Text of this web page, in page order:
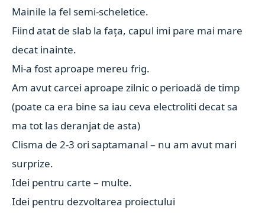
Mainile la fel semi-scheletice.
Fiind atat de slab la fața, capul imi pare mai mare
decat inainte.
Mi-a fost aproape mereu frig.
Am avut carcei aproape zilnic o perioadă de timp
(poate ca era bine sa iau ceva electroliti decat sa
ma tot las deranjat de asta)
Clisma de 2-3 ori saptamanal – nu am avut mari
surprize.
Idei pentru carte – multe.
Idei pentru dezvoltarea proiectului